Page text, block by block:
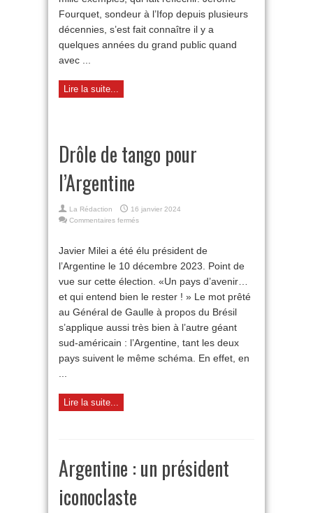
Fourquet, sondeur à l’Ifop depuis plusieurs
décennies, s’est fait connaître il y a
quelques années du grand public quand
avec ...
Lire la suite...
Drôle de tango pour
l’Argentine
La Rédaction
16 janvier 2024
Commentaires fermés
tango
pour
Javier Milei a été élu président de
l’Argentine le 10 décembre 2023. Point de
vue sur cette élection. «Un pays d’avenir…
et qui entend bien le rester ! » Le mot prêté
au Général de Gaulle à propos du Brésil
s’applique aussi très bien à l’autre géant
sud-américain : l’Argentine, tant les deux
pays suivent le même schéma. En effet, en
Lire la suite...
Argentine : un président
iconoclaste